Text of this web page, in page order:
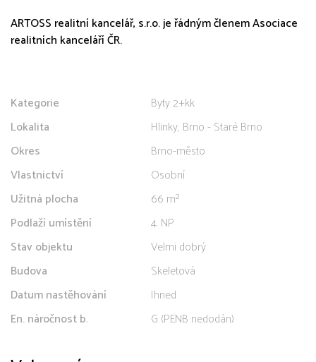
ARTOSS realitní kancelář, s.r.o. je řádným členem Asociace
realitních kanceláří ČR.
Kategorie
Byty 2+kk
Lokalita
Hlinky, Brno - Staré Brno
Okres
Brno-město
Vlastnictví
Osobní
Užitná plocha
66 m²
Podlaží umístění
4. NP
Stav objektu
Velmi dobrý
Budova
Skeletová
Datum nastěhování
Ihned
En. náročnost b.
G (PENB nedodán)